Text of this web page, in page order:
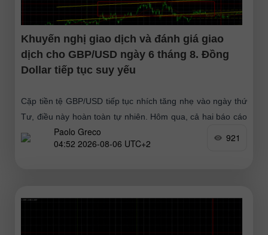
Khuyến nghị giao dịch và đánh giá giao
dịch cho GBP/USD ngày 6 tháng 8. Đồng
Dollar tiếp tục suy yếu
Cặp tiền tệ GBP/USD tiếp tục nhích tăng nhẹ vào ngày thứ
Tư, điều này hoàn toàn tự nhiên. Hôm qua, cả hai báo cáo
từ Mỹ (vốn dĩ cũng
Paolo Greco
04:52 2026-08-06 UTC+2
921